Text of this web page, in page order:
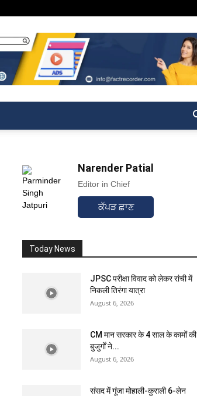
Narender Patial
Editor in Chief
ਕੱਪੜ ਛਾਣ
Today News
JPSC परीक्षा विवाद को लेकर रांची में
निकली तिरंगा यात्रा
August 6, 2026
CM मान सरकार के 4 साल के कामों की
बुजुर्गों ने...
August 6, 2026
संसद में गूंजा मोहाली-कुराली 6-लेन